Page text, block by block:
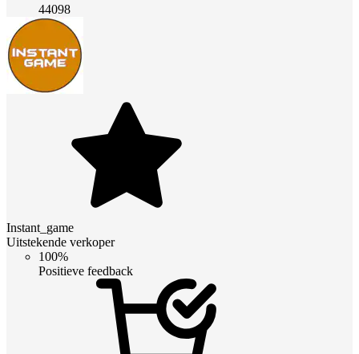
44098
Instant_game
Uitstekende verkoper
100%
Positieve feedback